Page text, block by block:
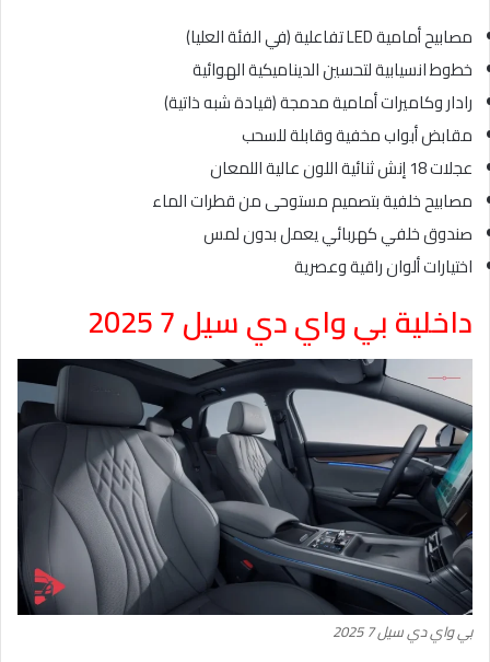
مصابيح أمامية LED تفاعلية (في الفئة العليا)
خطوط انسيابية لتحسين الديناميكية الهوائية
رادار وكاميرات أمامية مدمجة (قيادة شبه ذاتية)
مقابض أبواب مخفية وقابلة للسحب
عجلات 18 إنش ثنائية اللون عالية اللمعان
مصابيح خلفية بتصميم مستوحى من قطرات الماء
صندوق خلفي كهربائي يعمل بدون لمس
اختيارات ألوان راقية وعصرية
داخلية بي واي دي سيل 7 2025
بي واي دي سيل 7 2025